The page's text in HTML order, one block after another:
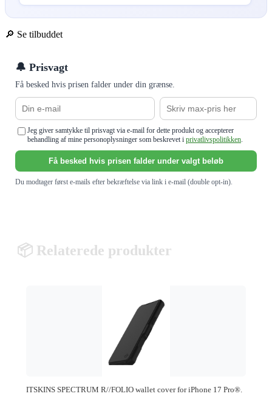
🔎 Se tilbuddet
🔔 Prisvagt
Få besked hvis prisen falder under din grænse.
Jeg giver samtykke til prisvagt via e-mail for dette produkt og accepterer
behandling af mine personoplysninger som beskrevet i privatlivspolitikken.
Få besked hvis prisen falder under valgt beløb
Du modtager først e-mails efter bekræftelse via link i e-mail (double opt-in).
📦 Relaterede produkter
ITSKINS SPECTRUM R//FOLIO wallet cover for iPhone 17 Pro®.